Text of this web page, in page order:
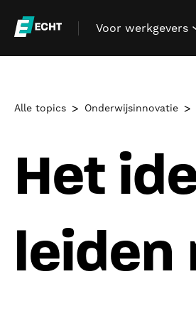
Voor werkgevers
Alle topics Onderwijsinnovatie
Het
leiden